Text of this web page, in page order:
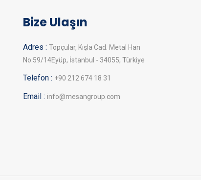
Bize Ulaşın
Adres : Topçular, Kışla Cad. Metal Han
No:59/14Eyüp, İstanbul - 34055, Türkiye
Telefon : +90 212 674 18 31
Email : info@mesangroup.com